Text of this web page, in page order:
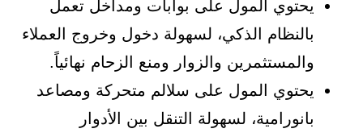
يحتوي المول على بوابات ومداخل تعمل
بالنظام الذكي، لسهولة دخول وخروج العملاء
والمستثمرين والزوار ومنع الزحام نهائياً.
يحتوي المول على سلالم متحركة ومصاعد
بانورامية، لسهولة التنقل بين الأدوار